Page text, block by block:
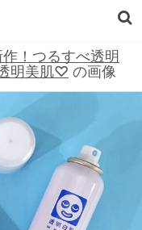
！つるすべ透明
明美肌♡ の画像